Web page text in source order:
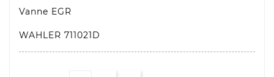
Vanne EGR
WAHLER 711021D